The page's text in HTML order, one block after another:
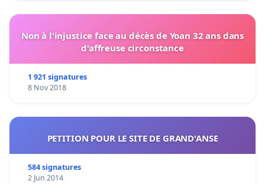
Non à l'injustice face au décès de Yoan 32 ans dans
d'affreuse circonstance
1 921 signatures
8 Nov 2018
PETITION POUR LE SITE DE GRAND'ANSE
584 signatures
2 Jun 2014